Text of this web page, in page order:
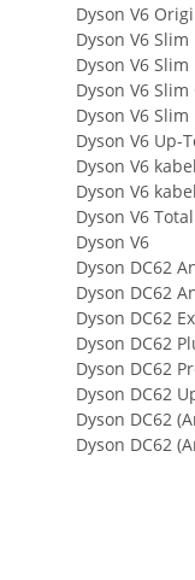
Dyson V6
Dyson V6 Slim
Dyson V6 Slim
Dyson V6
Dyson V6 Slim
Dyson V6 Up-
Dyson V6
Dyson V6
Dyson V6
Dyson V6
Dyson DC62
Dyson DC62
Dyson DC62
Dyson DC62
Dyson DC62
Dyson DC62
Dyson DC62
Dyson DC62